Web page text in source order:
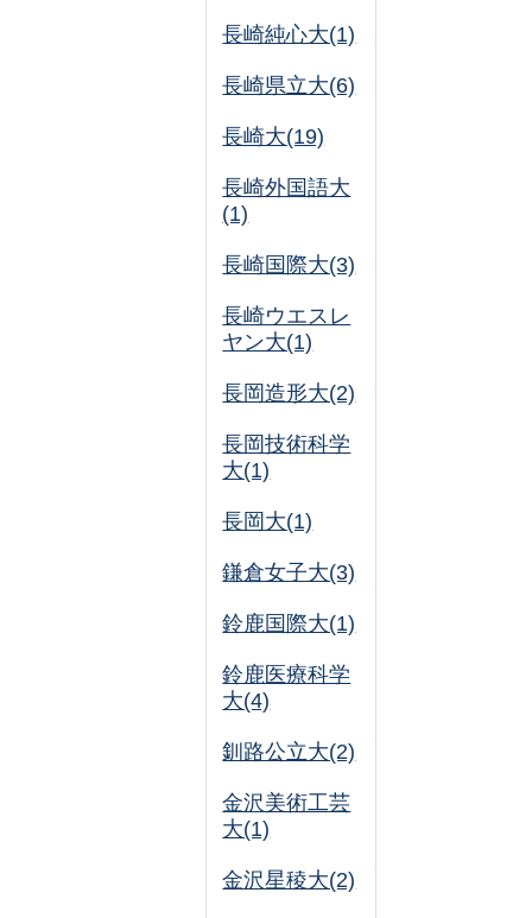
長崎純心大(1)
長崎県立大(6)
長崎大(19)
長崎外国語大
(1)
長崎国際大(3)
長崎ウエスレ
ヤン大(1)
長岡造形大(2)
長岡技術科学
大(1)
長岡大(1)
鎌倉女子大(3)
鈴鹿国際大(1)
鈴鹿医療科学
大(4)
釧路公立大(2)
金沢美術工芸
大(1)
金沢星稜大(2)